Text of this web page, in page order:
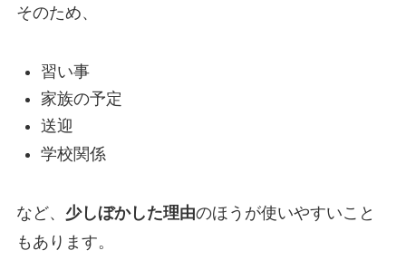
そのため、
習い事
家族の予定
送迎
学校関係
など、 少しぼかした理由のほうが使いやすいこと
もあります。